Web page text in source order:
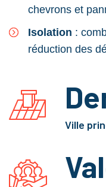
chevrons et
Isolation :
réduction des
Ville